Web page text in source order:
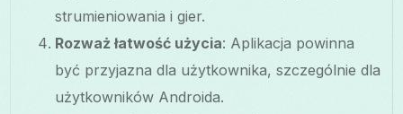
strumieniowania i gier.
Rozważ łatwość użycia: Aplikacja powinna
być przyjazna dla użytkownika, szczególnie dla
użytkowników Androida.